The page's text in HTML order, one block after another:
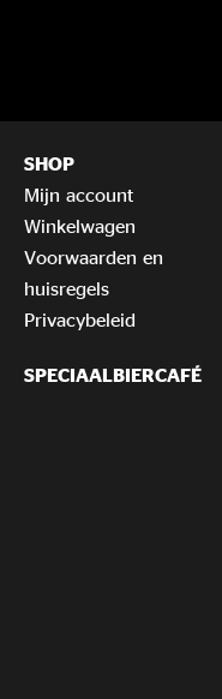
SHOP
Mijn account
Winkelwagen
Voorwaarden en
huisregels
Privacybeleid
SPECIAALBIERCAFÉ